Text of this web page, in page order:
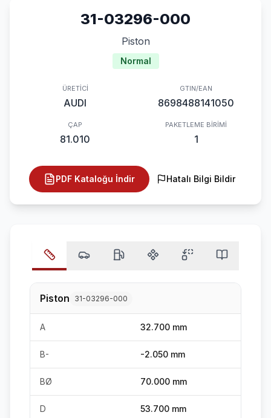
31-03296-000
Piston
Normal
ÜRETICI
AUDI
GTIN/EAN
8698488141050
ÇAP
81.010
PAKETLEME BIRIMI
1
PDF Kataloğu İndir Hatalı Bilgi Bildir
Piston 31-03296-000
A 32.700 mm
B- -2.050 mm
BØ 70.000 mm
D 53.700 mm